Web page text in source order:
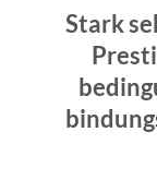
Stark